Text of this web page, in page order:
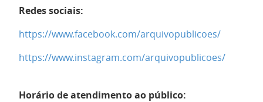
Redes sociais:
https://www.facebook.com/arquivopublicoes/
https://www.instagram.com/arquivopublicoes/
Horário de atendimento ao público: